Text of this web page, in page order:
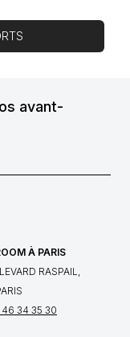
avant-
À PARIS
RASPAIL,
46 34 35 30